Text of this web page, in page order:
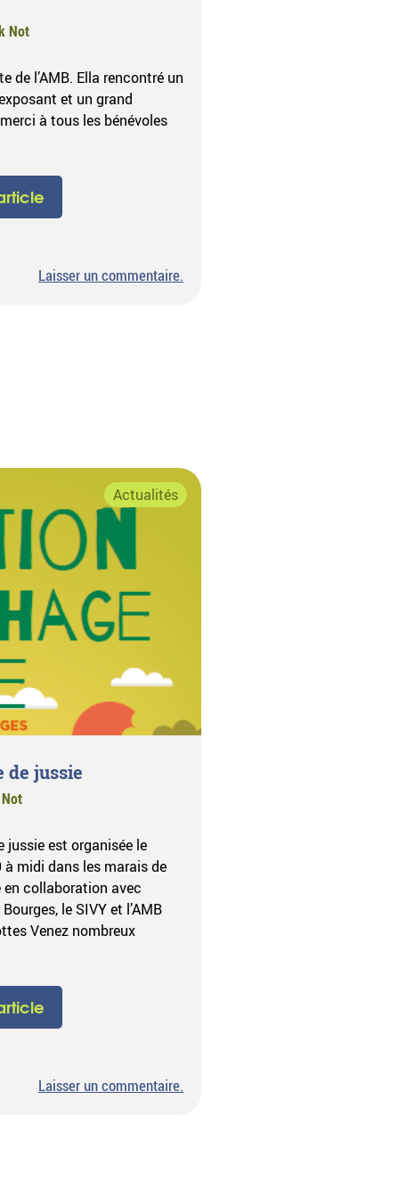
Not
de l’AMB. Ella rencontré un
et un grand
à tous les bénévoles
Laisser un commentairesur
.
Actualités
de jussie
jussie est organisée le
midi dans les marais de
en collaboration avec
le SIVY et l’AMB
Venez nombreux
Laisser un commentairesur
.